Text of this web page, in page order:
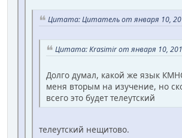
Цитата: Цитатель от января 10,
Цитата: Krasimir от января 10,
Долго думал, какой же язык
меня вторым на изучение, но
всего это будет телеутский
телеутский нещитово.